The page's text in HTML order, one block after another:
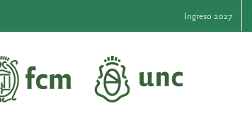
Ingreso 2027